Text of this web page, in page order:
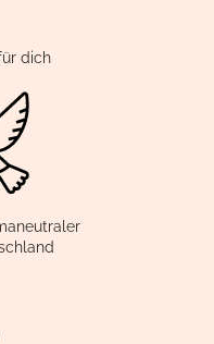
dich